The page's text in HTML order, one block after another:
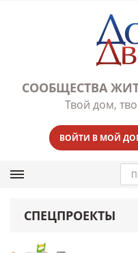
СООБЩЕСТВА
Твой дом,
ВОЙТИ В МОЙ
СПЕЦПРОЕКТЫ